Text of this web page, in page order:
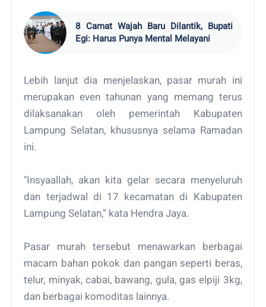
8 Camat Wajah Baru Dilantik, Bupati
Egi: Harus Punya Mental Melayani
Lebih lanjut dia menjelaskan, pasar murah ini
merupakan even tahunan yang memang terus
dilaksanakan oleh pemerintah Kabupaten
Lampung Selatan, khususnya selama Ramadan
ini.
"Insyaallah, akan kita gelar secara menyeluruh
dan terjadwal di 17 kecamatan di Kabupaten
Lampung Selatan,” kata Hendra Jaya.
Pasar murah tersebut menawarkan berbagai
macam bahan pokok dan pangan seperti beras,
telur, minyak, cabai, bawang, gula, gas elpiji 3kg,
dan berbagai komoditas lainnya.